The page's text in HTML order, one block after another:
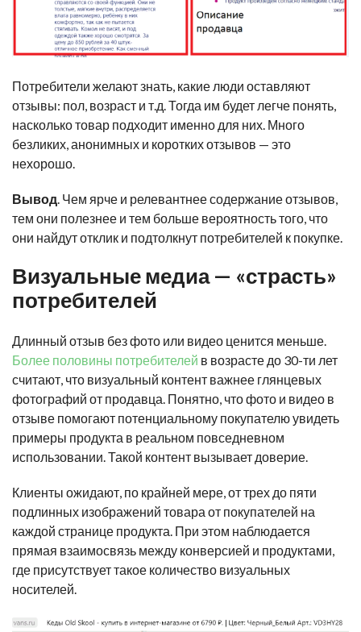
Потребители желают знать, какие люди оставляют
отзывы: пол, возраст и т.д. Тогда им будет легче понять,
насколько товар подходит именно для них. Много
безликих, анонимных и коротких отзывов — это
нехорошо.
Вывод. Чем ярче и релевантнее содержание отзывов,
тем они полезнее и тем больше вероятность того, что
они найдут отклик и подтолкнут потребителей к покупке.
Визуальные медиа — «страсть»
потребителей
Длинный отзыв без фото или видео ценится меньше.
Более половины потребителей в возрасте до 30-ти лет
считают, что визуальный контент важнее глянцевых
фотографий от продавца. Понятно, что фото и видео в
отзыве помогают потенциальному покупателю увидеть
примеры продукта в реальном повседневном
использовании. Такой контент вызывает доверие.
Клиенты ожидают, по крайней мере, от трех до пяти
подлинных изображений товара от покупателей на
каждой странице продукта. При этом наблюдается
прямая взаимосвязь между конверсией и продуктами,
где присутствует такое количество визуальных
носителей.